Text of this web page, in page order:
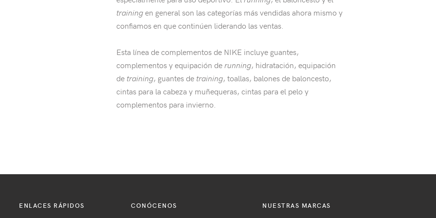
trainingen general son las categorías más vendidas ahora mismo y
confiamos en que continúen liderando las ventas.
Esta línea de complementos de NIKE incluye guantes,
complementos y equipación derunning, hidratación, equipación
de training, guantes de training, toallas, balones de baloncesto,
cintas para la cabeza y muñequeras, cintas para el pelo y
complementos para invierno.
ENLACES RÁPIDOS CONÓCENOS NUESTRAS MARCAS